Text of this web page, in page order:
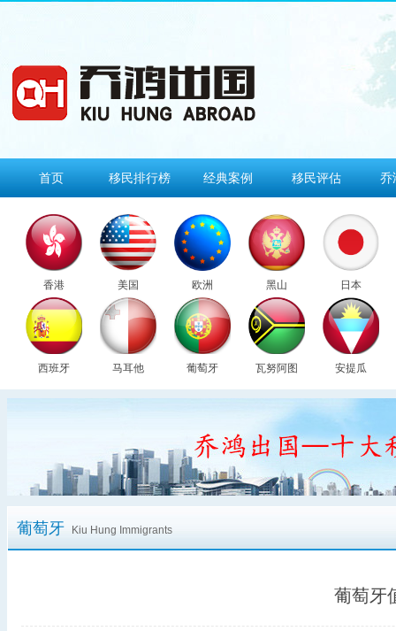
首页 移民排行榜 经典案例 移民评估 乔
香港 美国 欧洲 黑山 日本
西班牙 马耳他 葡萄牙 瓦努阿图 安提瓜
葡萄牙 Kiu Hung Immigrants
葡萄牙